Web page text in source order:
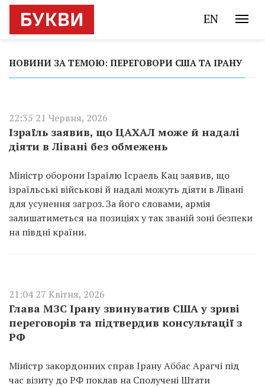
EN
НОВИНИ ЗА ТЕМОЮ: ПЕРЕГОВОРИ США ТА ІРАНУ
22:35 21 Червня, 2026
Ізраїль заявив, що ЦАХАЛ може й надалі
діяти в Лівані без обмежень
Міністр оборони Ізраїлю Ісраель Кац заявив, що
ізраїльські військові й надалі можуть діяти в Лівані
для усунення загроз. За його словами, армія
залишатиметься на позиціях у так званій зоні безпеки
на півдні країни.
21:04 27 Квітня, 2026
Глава МЗС Ірану звинуватив США у зриві
переговорів та підтвердив консультації з
РФ
Міністр закордонних справ Ірану Аббас Арагчі під
час візиту до РФ поклав на Сполучені Штати